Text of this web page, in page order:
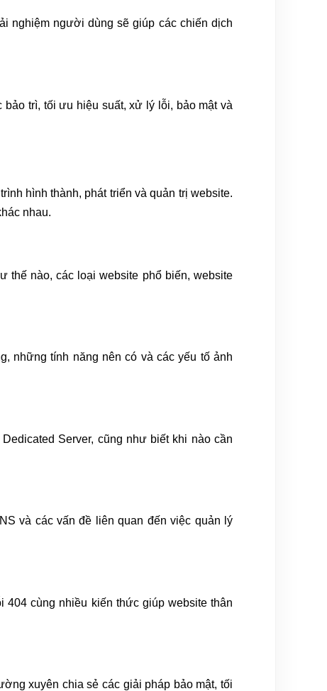
nghiệm người dùng sẽ giúp các chiến dịch
trì, tối ưu hiệu suất, xử lý lỗi, bảo mật và
hình thành, phát triển và quản trị website.
nhau.
thế nào, các loại website phổ biến, website
những tính năng nên có và các yếu tố ảnh
Server, cũng như biết khi nào cần
và các vấn đề liên quan đến việc quản lý
404 cùng nhiều kiến thức giúp website thân
xuyên chia sẻ các giải pháp bảo mật, tối